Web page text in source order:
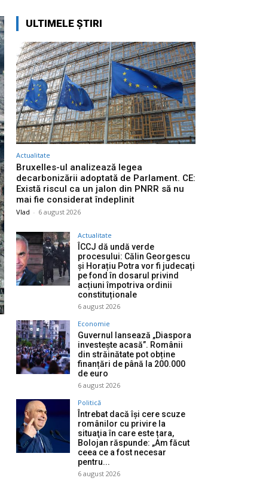
ULTIMELE ȘTIRI
Actualitate
Bruxelles-ul analizează legea
decarbonizării adoptată de Parlament. CE:
Există riscul ca un jalon din PNRR să nu
mai fie considerat îndeplinit
Vlad - 6 august 2026
Actualitate
ÎCCJ dă undă verde
procesului: Călin Georgescu
și Horațiu Potra vor fi judecați
pe fond în dosarul privind
acțiuni împotriva ordinii
constituționale
6 august 2026
Economie
Guvernul lansează „Diaspora
investește acasă”. Românii
din străinătate pot obține
finanțări de până la 200.000
de euro
6 august 2026
Politică
Întrebat dacă își cere scuze
românilor cu privire la
situaţia în care este țara,
Bolojan răspunde: „Am făcut
ceea ce a fost necesar
pentru...
6 august 2026